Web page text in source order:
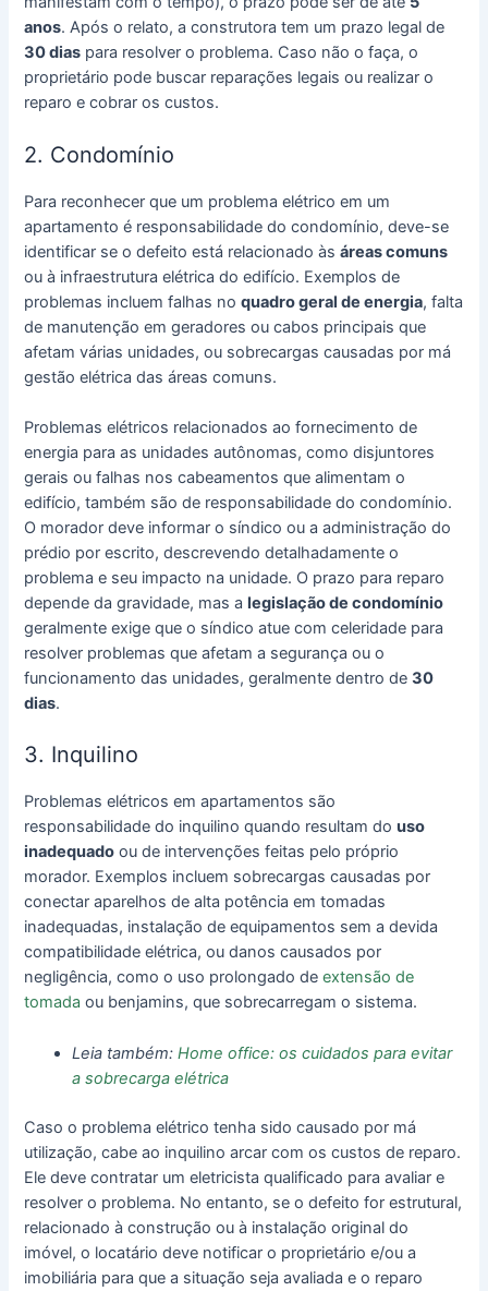
anos. Após o relato, a construtora tem um prazo legal de
30 dias para resolver o problema. Caso não o faça, o
proprietário pode buscar reparações legais ou realizar o
reparo e cobrar os custos.
2. Condomínio
Para reconhecer que um problema elétrico em um
apartamento é responsabilidade do condomínio, deve-se
identificar se o defeito está relacionado àsáreas comuns
ou à infraestrutura elétrica do edifício. Exemplos de
problemas incluem falhas noquadro geral de energia, falta
de manutenção em geradores ou cabos principais que
afetam várias unidades, ou sobrecargas causadas por má
gestão elétrica das áreas comuns.
Problemas elétricos relacionados ao fornecimento de
energia para as unidades autônomas, como disjuntores
gerais ou falhas nos cabeamentos que alimentam o
edifício, também são de responsabilidade do condomínio.
O morador deve informar o síndico ou a administração do
prédio por escrito, descrevendo detalhadamente o
problema e seu impacto na unidade. O prazo para reparo
depende da gravidade, mas alegislação de condomínio
geralmente exige que o síndico atue com celeridade para
resolver problemas que afetam a segurança ou o
funcionamento das unidades, geralmente dentro de30
dias.
3. Inquilino
Problemas elétricos em apartamentos são
responsabilidade do inquilino quando resultam douso
inadequado ou de intervenções feitas pelo próprio
morador. Exemplos incluem sobrecargas causadas por
conectar aparelhos de alta potência em tomadas
inadequadas, instalação de equipamentos sem a devida
compatibilidade elétrica, ou danos causados por
negligência, como o uso prolongado deextensão de
tomada ou benjamins, que sobrecarregam o sistema.
Leia também:Home office: os cuidados para evitar
a sobrecarga elétrica
Caso o problema elétrico tenha sido causado por má
utilização, cabe ao inquilino arcar com os custos de reparo.
Ele deve contratar um eletricista qualificado para avaliar e
resolver o problema. No entanto, se o defeito for estrutural,
relacionado à construção ou à instalação original do
imóvel, o locatário deve notificar o proprietário e/ou a
imobiliária para que a situação seja avaliada e o reparo